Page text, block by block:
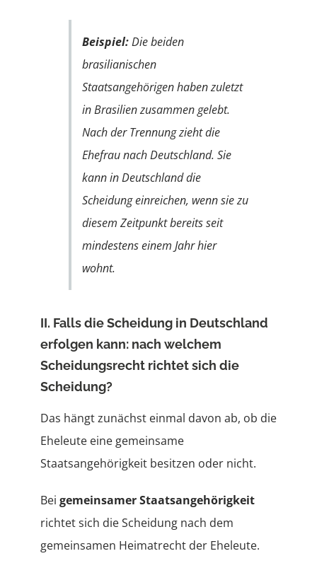
Beispiel:Die beiden
brasilianischen
Staatsangehörigen haben zuletzt
in Brasilien zusammen gelebt.
Nach der Trennung zieht die
Ehefrau nach Deutschland. Sie
kann in Deutschland die
Scheidung einreichen, wenn sie zu
diesem Zeitpunkt bereits seit
mindestens einem Jahr hier
wohnt.
II. Falls die Scheidung in Deutschland
erfolgen kann: nach welchem
Scheidungsrecht richtet sich die
Scheidung?
Das hängt zunächst einmal davon ab, ob die
Eheleute eine gemeinsame
Staatsangehörigkeit besitzen oder nicht.
Bei gemeinsamer Staatsangehörigkeit
richtet sich die Scheidung nach dem
gemeinsamen Heimatrecht der Eheleute.